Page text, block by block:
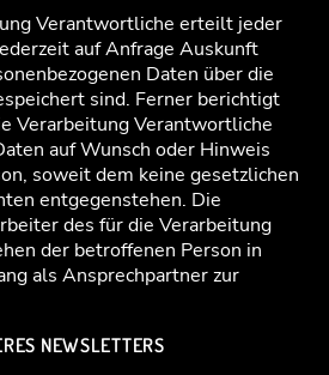
Verantwortliche erteilt jeder
auf Anfrage Auskunft
Daten über die
sind. Ferner berichtigt
Verarbeitung Verantwortliche
auf Wunsch oder Hinweis
soweit dem keine gesetzlichen
entgegenstehen. Die
des für die Verarbeitung
der betroffenen Person in
als Ansprechpartner zur
NEWSLETTERS